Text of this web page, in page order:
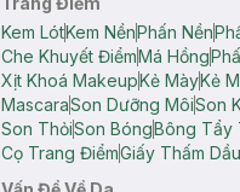
Kem LótKem NềnPhấn Nền
Che Khuyết ĐiểmMá Hồng
Xịt Khoá MakeupKẻ MàyKẻ
MascaraSon Dưỡng MôiSon
Son ThỏiSon BóngBông Tẩy
Cọ Trang ĐiểmGiấy Thấm Dầu